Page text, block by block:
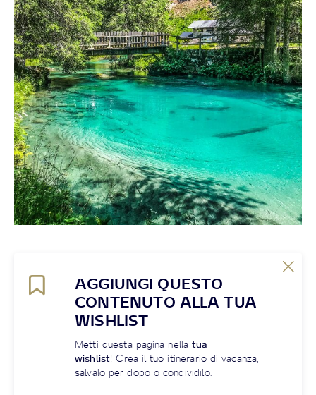
AGGIUNGI QUESTO
CONTENUTO ALLA TUA
WISHLIST
Metti questa pagina nellatua
wishlist! Crea il tuo itinerario di vacanza,
salvalo per dopo o condividilo.